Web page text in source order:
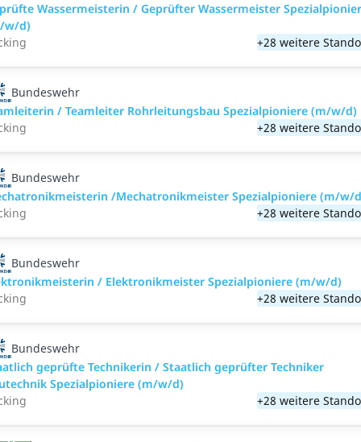
Wassermeisterin / Geprüfter Wassermeister
w/d)
+28 weitere
Bundeswehr
/ Teamleiter Rohrleitungsbau Spezialpioniere (m/w/d)
+28 weitere
Bundeswehr
/Mechatronikmeister Spezialpioniere (m/w/
+28 weitere
Bundeswehr
/ Elektronikmeister Spezialpioniere (m/w/d)
+28 weitere
Bundeswehr
geprüfte Technikerin / Staatlich geprüfter Techniker
Spezialpioniere (m/w/d)
+28 weitere